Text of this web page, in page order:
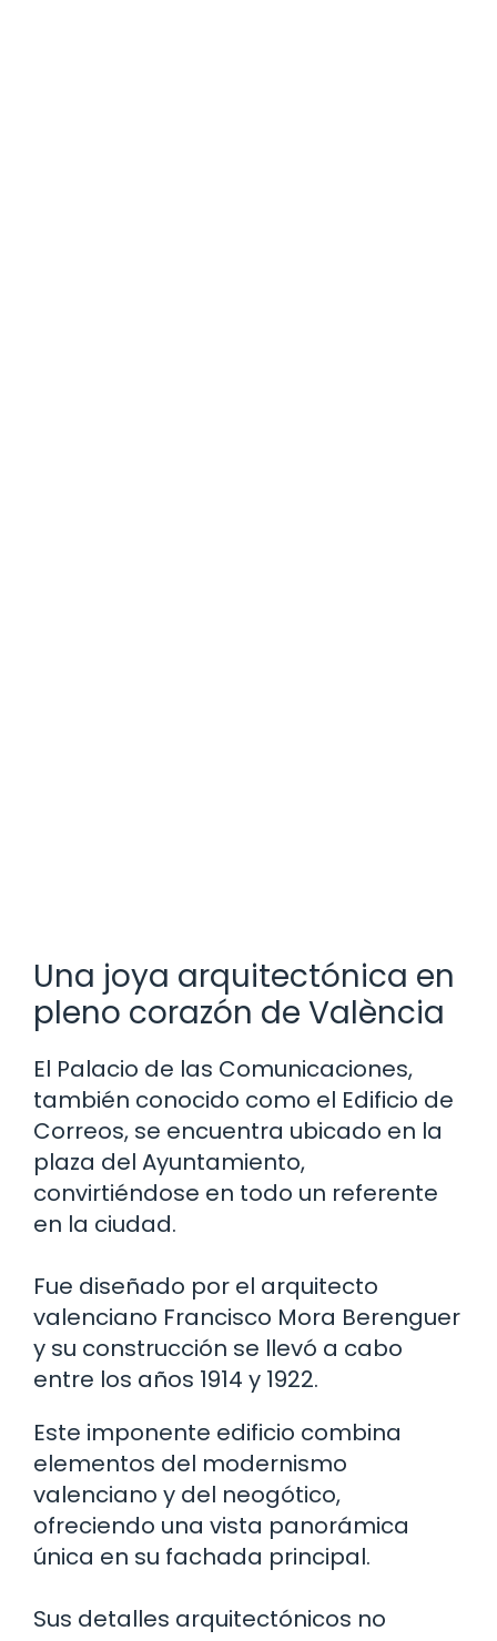
Una joya arquitectónica en
pleno corazón de València
El Palacio de las Comunicaciones,
también conocido como el Edificio de
Correos, se encuentra ubicado en la
plaza del Ayuntamiento,
convirtiéndose en todo un referente
en la ciudad.
Fue diseñado por el arquitecto
valenciano Francisco Mora Berenguer
y su construcción se llevó a cabo
entre los años 1914 y 1922.
Este imponente edificio combina
elementos del modernismo
valenciano y del neogótico,
ofreciendo una vista panorámica
única en su fachada principal.
Sus detalles arquitectónicos no